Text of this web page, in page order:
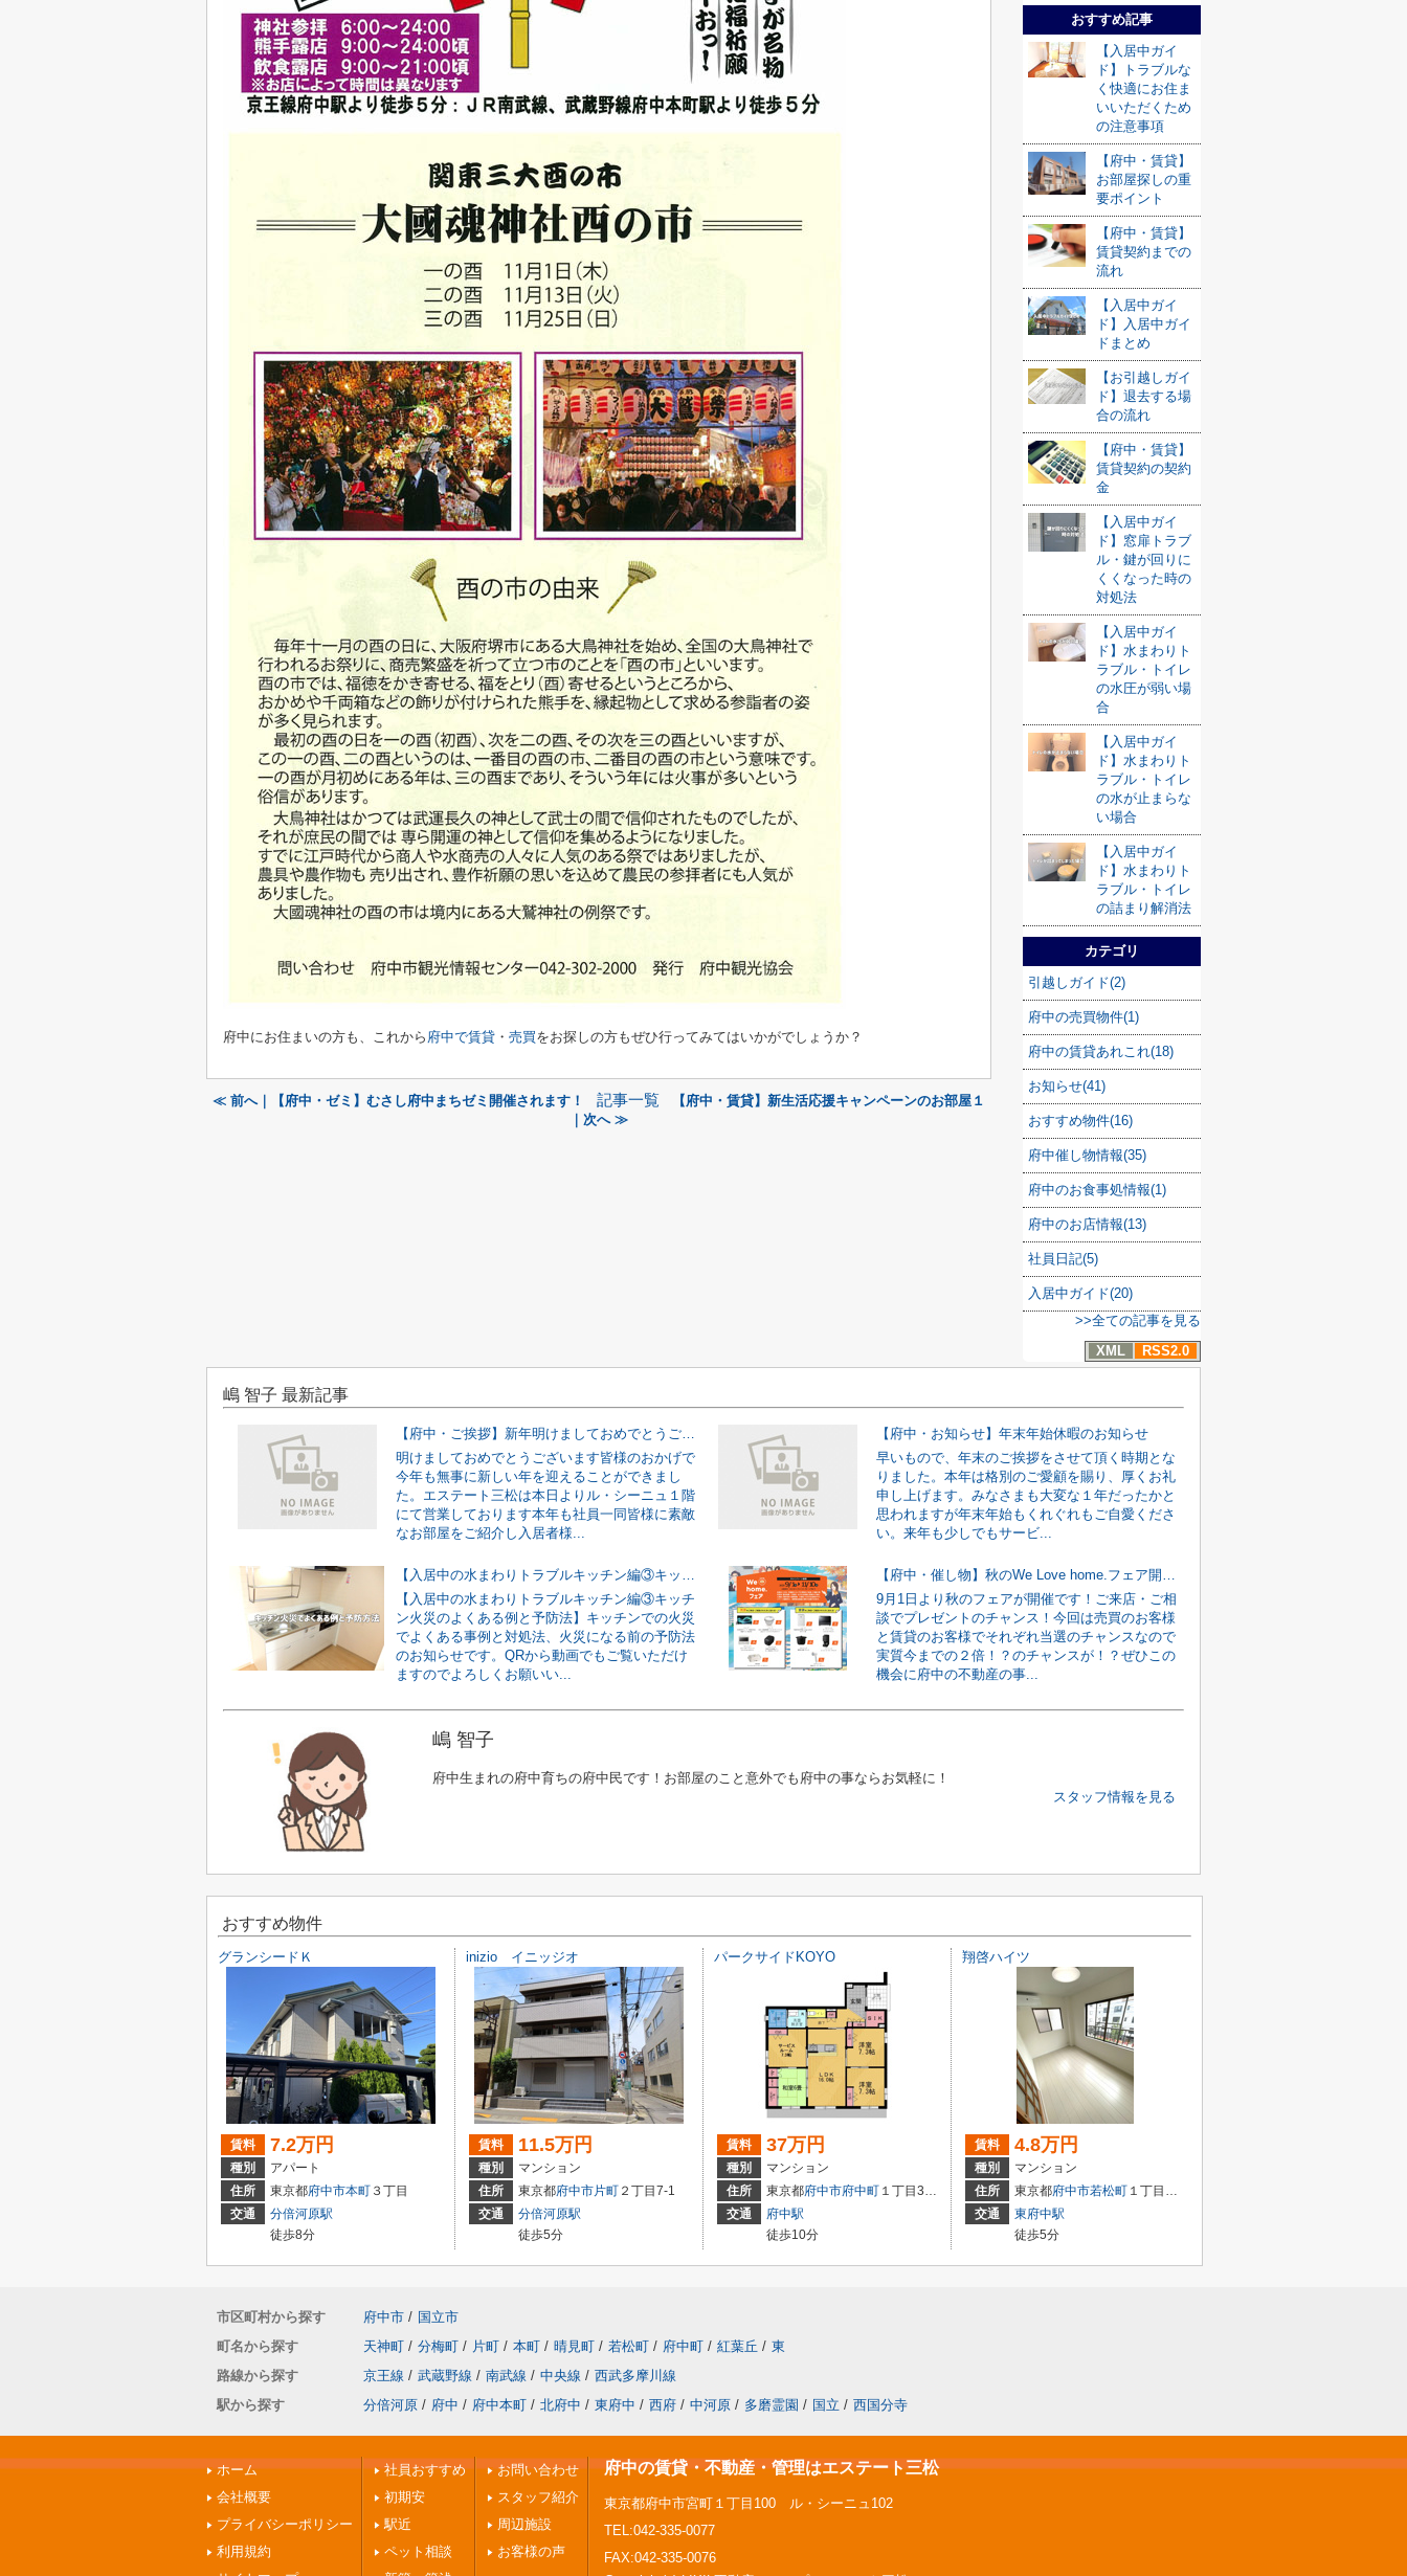
府中にお住まいの方も、これから 府中で賃貸 ・ 売買をお探しの方もぜひ行ってみてはいかがでしょうか？
≪ 前へ｜【府中・ゼミ】むさし府中まちゼミ開催されます！ 記事一覧
【府中・賃貸】新生活応援キャンペーンのお部屋１
｜次へ ≫
おすすめ記事
【入居中ガイ
ド】トラブルな
く快適にお住ま
いいただくため
の注意事項
【府中・賃貸】
お部屋探しの重
要ポイント
【府中・賃貸】
賃貸契約までの
流れ
【入居中ガイ
ド】入居中ガイ
ドまとめ
【お引越しガイ
ド】退去する場
合の流れ
【府中・賃貸】
賃貸契約の契約
金
【入居中ガイ
ド】窓扉トラブ
ル・鍵が回りに
くくなった時の
対処法
【入居中ガイ
ド】水まわりト
ラブル・トイレ
の水圧が弱い場
合
【入居中ガイ
ド】水まわりト
ラブル・トイレ
の水が止まらな
い場合
【入居中ガイ
ド】水まわりト
ラブル・トイレ
の詰まり解消法
カテゴリ
引越しガイド(2)
府中の売買物件(1)
府中の賃貸あれこれ(18)
お知らせ(41)
おすすめ物件(16)
府中催し物情報(35)
府中のお食事処情報(1)
府中のお店情報(13)
社員日記(5)
入居中ガイド(20)
>>全ての記事を見る
XML
RSS2.0
嶋 智子 最新記事
【府中・ご挨拶】新年明けましておめでとうございます。
明けましておめでとうございます皆様のおかげで
今年も無事に新しい年を迎えることができまし
た。エステート三松は本日よりル・シーニュ１階
にて営業しております本年も社員一同皆様に素敵
なお部屋をご紹介し入居者様...
【府中・お知らせ】年末年始休暇のお知らせ
早いもので、年末のご挨拶をさせて頂く時期とな
りました。本年は格別のご愛顧を賜り、厚くお礼
申し上げます。みなさまも大変な１年だったかと
思われますが年末年始もくれぐれもご自愛くださ
い。来年も少しでもサービ...
【入居中の水まわりトラブルキッチン編③キッチン火災のよくある例と予防法】
【入居中の水まわりトラブルキッチン編③キッチ
ン火災のよくある例と予防法】キッチンでの火災
でよくある事例と対処法、火災になる前の予防法
のお知らせです。QRから動画でもご覧いただけ
ますのでよろしくお願いい...
【府中・催し物】秋のWe Love home.フェア開催です
9月1日より秋のフェアが開催です！ご来店・ご相
談でプレゼントのチャンス！今回は売買のお客様
と賃貸のお客様でそれぞれ当選のチャンスなので
実質今までの２倍！？のチャンスが！？ぜひこの
機会に府中の不動産の事...
嶋 智子
府中生まれの府中育ちの府中民です！お部屋のこと意外でも府中の事ならお気軽に！
スタッフ情報を見る
おすすめ物件
グランシードＫ
賃料 7.2万円
種別
アパート
住所
東京都府中市本町 ３丁目
交通
分倍河原駅
徒歩8分
inizio イニッジオ
賃料 11.5万円
種別
マンション
住所
東京都府中市片町 ２丁目7-1
交通
分倍河原駅
徒歩5分
パークサイドKOYO
賃料 37万円
種別
マンション
住所
東京都府中市府中町 １丁目39-1
交通
府中駅
徒歩10分
翔啓ハイツ
賃料 4.8万円
種別
マンション
住所
東京都府中市若松町 １丁目３７－２６
交通
東府中駅
徒歩5分
市区町村から探す 府中市 / 国立市
町名から探す
天神町 / 分梅町 / 片町 / 本町 / 晴見町 / 若松町 / 府中町 / 紅葉丘 / 東
路線から探す
京王線 / 武蔵野線 / 南武線 / 中央線 / 西武多摩川線
駅から探す
分倍河原 / 府中 / 府中本町 / 北府中 / 東府中 / 西府 / 中河原 / 多磨霊園 / 国立 / 西国分寺
ホーム
会社概要
プライバシーポリシー
利用規約
社員おすすめ
初期安
駅近
ペット相談
お問い合わせ
スタッフ紹介
周辺施設
お客様の声
府中の賃貸・不動産・管理はエステート三松
東京都府中市宮町１丁目100 ル・シーニュ102
TEL:042-335-0077
FAX:042-335-0076